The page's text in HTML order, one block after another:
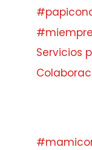
Servicios